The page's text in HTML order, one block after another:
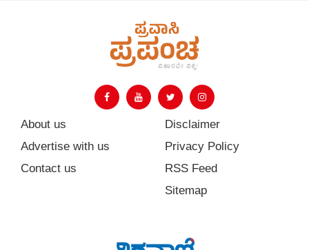
About us
Advertise with us
Contact us
Disclaimer
Privacy Policy
RSS Feed
Sitemap